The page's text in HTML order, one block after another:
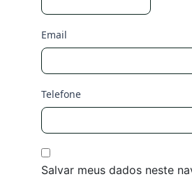
Email
Telefone
Salvar meus dados neste